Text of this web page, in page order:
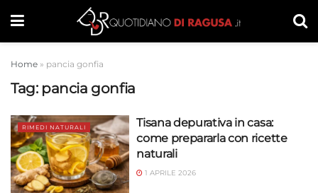
Home » pancia gonfia
Tag: pancia gonfia
RIMEDI NATURALI
Tisana depurativa in casa:
come prepararla con ricette
naturali
1 APRILE 2026